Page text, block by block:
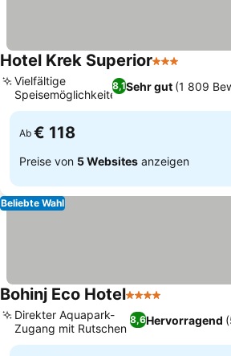
Hotel Krek Superior3 Sterne
8,1Sehr gut (1 809
Vielfältige
Speisemöglichkeiten
Ab € 118
Preise von 5 Websites anzeigen
Beliebte Wahl
Bohinj Eco Hotel4 Sterne
8,6Hervorragend
Direkter Aquapark-
Zugang mit Rutschen